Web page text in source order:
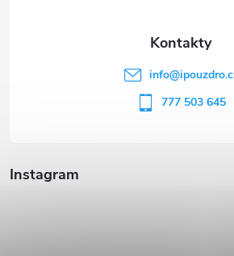
Instagram
info@
777 503 645